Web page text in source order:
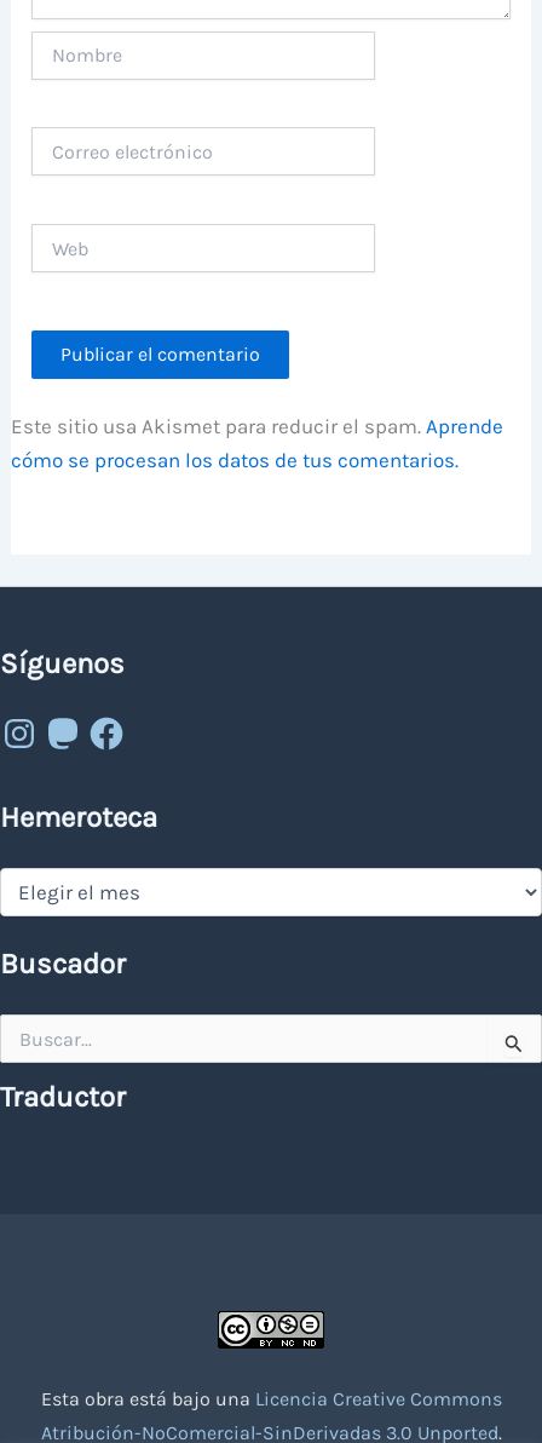
electrónico
Este sitio usa Akismet para reducir el spam.Aprende
cómo se procesan los datos de tus comentarios.
Síguenos
Instagram
MastodonFacebook
Hemeroteca
Hemeroteca
Buscador
por:
Traductor
Esta obra está bajo una Licencia Creative Commons
Atribución-NoComercial-SinDerivadas 3.0 Unported.